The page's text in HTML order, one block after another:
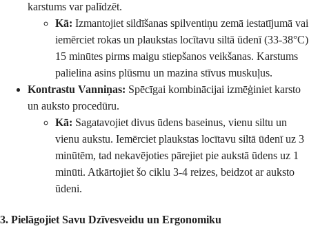
karstums var palīdzēt.
Kā: Izmantojiet sildīšanas spilventiņu zemā iestatījumā vai
iemērciet rokas un plaukstas locītavu siltā ūdenī (33-38°C)
15 minūtes pirms maigu stiepšanos veikšanas. Karstums
palielina asins plūsmu un mazina stīvus muskuļus.
Kontrastu Vanniņas: Spēcīgai kombinācijai izmēģiniet karsto
un auksto procedūru.
Kā: Sagatavojiet divus ūdens baseinus, vienu siltu un
vienu aukstu. Iemērciet plaukstas locītavu siltā ūdenī uz 3
minūtēm, tad nekavējoties pārejiet pie aukstā ūdens uz 1
minūti. Atkārtojiet šo ciklu 3-4 reizes, beidzot ar auksto
ūdeni.
3. Pielāgojiet Savu Dzīvesveidu un Ergonomiku